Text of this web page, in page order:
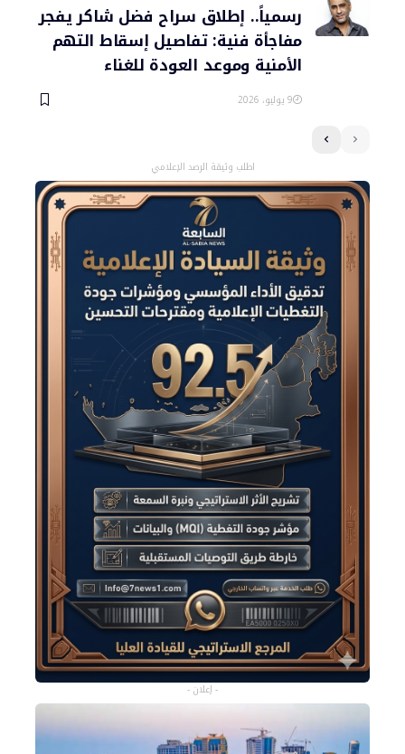
رسمياً.. إطلاق سراح فضل شاكر يفجر
مفاجأة فنية: تفاصيل إسقاط التهم
الأمنية وموعد العودة للغناء
9 يوليو، 2026
اطلب وثيقة الرصد الإعلامي
- إعلان -